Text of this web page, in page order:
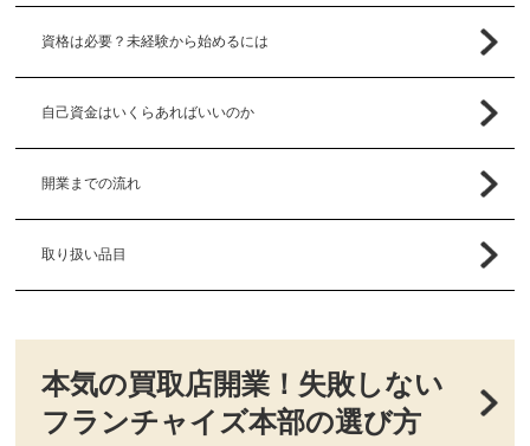
資格は必要？未経験から始めるには
自己資金はいくらあればいいのか
開業までの流れ
取り扱い品目
本気の買取店開業！失敗しない
フランチャイズ本部の選び方